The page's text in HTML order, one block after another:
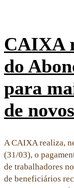
CAIXA
do
para
de
A CAIXA realiza,
(31/03), o
de trabalhadores
de beneficiários